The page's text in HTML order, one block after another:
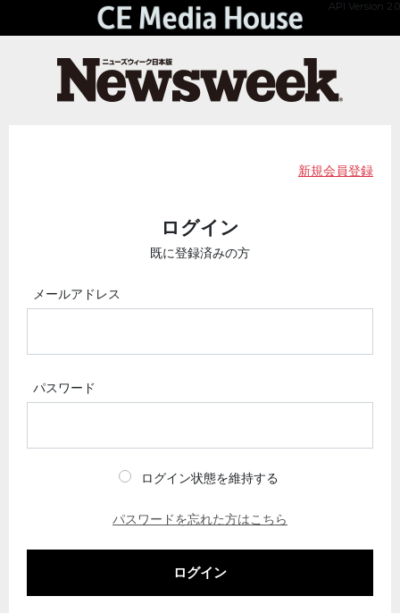
API Version 2.0
新規会員登録
ログイン
既に登録済みの方
メールアドレス
パスワード
ログイン状態を維持する
パスワードを忘れた方はこちら
ログイン